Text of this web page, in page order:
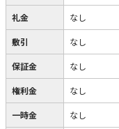
礼金 なし
敷引 なし
保証金 なし
権利金 なし
一時金 なし